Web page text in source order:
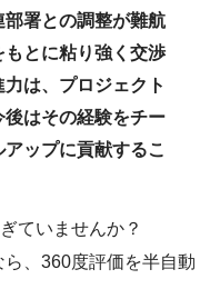
署との調整が難航
もとに粘り強く交渉
は、プロジェクト
はその経験をチー
ップに貢献するこ
ていませんか？
、360度評価を半自動